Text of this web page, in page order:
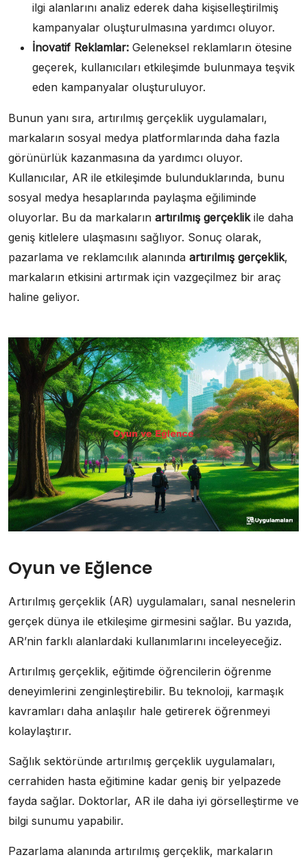
ilgi alanlarını analiz ederek daha kişiselleştirilmiş
kampanyalar oluşturulmasına yardımcı oluyor.
İnovatif Reklamlar: Geleneksel reklamların ötesine
geçerek, kullanıcıları etkileşimde bulunmaya teşvik
eden kampanyalar oluşturuluyor.
Bunun yanı sıra, artırılmış gerçeklik uygulamaları,
markaların sosyal medya platformlarında daha fazla
görünürlük kazanmasına da yardımcı oluyor.
Kullanıcılar, AR ile etkileşimde bulunduklarında, bunu
sosyal medya hesaplarında paylaşma eğiliminde
oluyorlar. Bu da markaların artırılmış gerçeklikile daha
geniş kitlelere ulaşmasını sağlıyor. Sonuç olarak,
pazarlama ve reklamcılık alanında artırılmış gerçeklik,
markaların etkisini artırmak için vazgeçilmez bir araç
haline geliyor.
Oyun ve Eğlence
Artırılmış gerçeklik (AR) uygulamaları, sanal nesnelerin
gerçek dünya ile etkileşime girmesini sağlar. Bu yazıda,
AR’nin farklı alanlardaki kullanımlarını inceleyeceğiz.
Artırılmış gerçeklik, eğitimde öğrencilerin öğrenme
deneyimlerini zenginleştirebilir. Bu teknoloji, karmaşık
kavramları daha anlaşılır hale getirerek öğrenmeyi
kolaylaştırır.
Sağlık sektöründe artırılmış gerçeklik uygulamaları,
cerrahiden hasta eğitimine kadar geniş bir yelpazede
fayda sağlar. Doktorlar, AR ile daha iyi görselleştirme ve
bilgi sunumu yapabilir.
Pazarlama alanında artırılmış gerçeklik, markaların